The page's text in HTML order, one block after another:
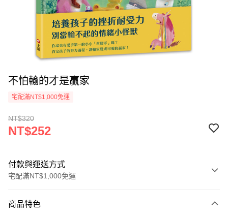
不怕輸的才是贏家
宅配滿NT$1,000免運
NT$320
NT$252
付款與運送方式
宅配滿NT$1,000免運
icash Pay
商品特色